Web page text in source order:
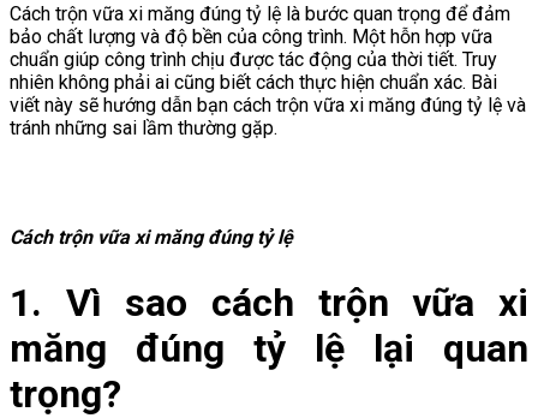
Cách trộn vữa xi măng đúng tỷ lệ là bước quan trọng để đảm
bảo chất lượng và độ bền của công trình. Một hỗn hợp vữa
chuẩn giúp công trình chịu được tác động của thời tiết. Truy
nhiên không phải ai cũng biết cách thực hiện chuẩn xác. Bài
viết này sẽ hướng dẫn bạn cách trộn vữa xi măng đúng tỷ lệ và
tránh những sai lầm thường gặp.
Cách trộn vữa xi măng đúng tỷ lệ
1. Vì sao cách trộn vữa xi
măng đúng tỷ lệ lại quan
trọng?